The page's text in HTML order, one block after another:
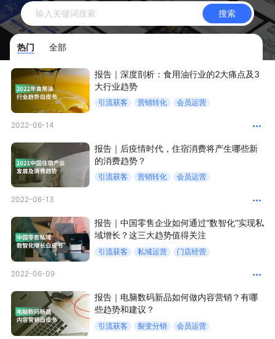
有赞成功案例
面对面聊增长
有赞春季发布会 实干家直播间
新零售大会 新零售茶会
AllValue 战略合作
智库 产品场景库
产品更新动态 帮助中心
行业洞察
品牌消费观 行业报告
新零售资讯
搜索
热门 全部
报告｜深度剖析：食用油行业的2大痛点及3
大行业趋势
引流获客 营销转化 会员运营
2022-06-14
报告｜后疫情时代，住宿消费将产生哪些新
的消费趋势？
引流获客 营销转化 会员运营
2022-06-13
报告｜中国零售企业如何通过“数智化”实现私
域增长？这三大趋势值得关注
引流获客 私域运营 门店经营
2022-06-09
报告｜电脑数码新品如何做内容营销？有哪
些趋势和建议？
引流获客 裂变分销 会员运营